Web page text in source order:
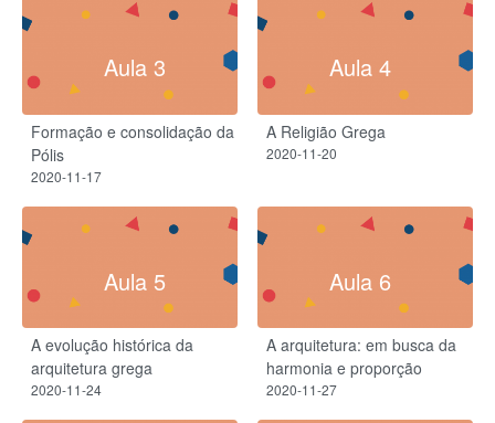
Aula 3
Formação e consolidação da
Pólis
2020-11-17
Aula 4
A Religião Grega
2020-11-20
Aula 5
A evolução histórica da
arquitetura grega
2020-11-24
Aula 6
A arquitetura: em busca da
harmonia e proporção​
2020-11-27